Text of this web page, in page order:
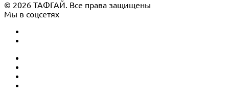
© 2026 ТАФГАЙ. Все права защищены
Мы в соцсетях